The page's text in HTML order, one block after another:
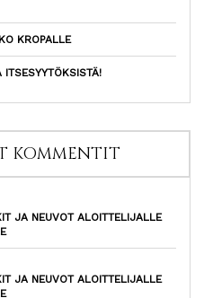
KROPALLE
KOMMENTIT
JA NEUVOT ALOITTELIJALLE
JA NEUVOT ALOITTELIJALLE